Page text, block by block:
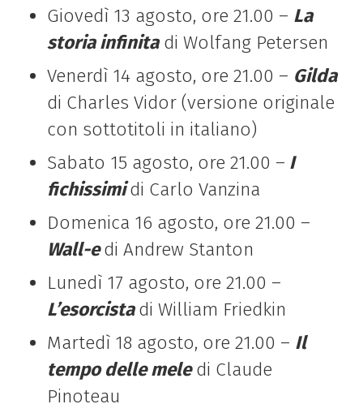
Giovedì 13 agosto, ore 21.00 – La
storia infinitadi Wolfang Petersen
Venerdì 14 agosto, ore 21.00 – Gilda
di Charles Vidor (versione originale
con sottotitoli in italiano)
Sabato 15 agosto, ore 21.00 – I
fichissimidi Carlo Vanzina
Domenica 16 agosto, ore 21.00 –
Wall-edi Andrew Stanton
Lunedì 17 agosto, ore 21.00 –
L’esorcistadi William Friedkin
Martedì 18 agosto, ore 21.00 – Il
tempo delle meledi Claude
Pinoteau